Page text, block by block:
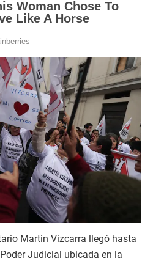
Martin Vizcarra llegó hasta
Judicial ubicada en la